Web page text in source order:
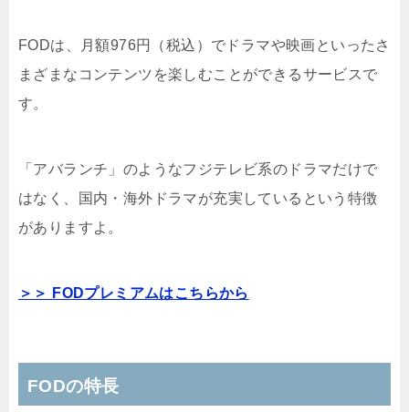
FODは、月額976円（税込）でドラマや映画といったさ
まざまなコンテンツを楽しむことができるサービスで
す。
「アバランチ」のようなフジテレビ系のドラマだけで
はなく、国内・海外ドラマが充実しているという特徴
がありますよ。
＞＞ FODプレミアムはこちらから
FODの特長